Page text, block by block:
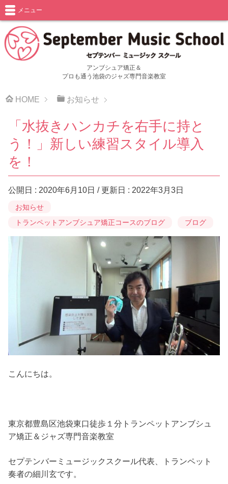
アンブシュア矯正＆
プロも通う池袋のジャズ専門音楽教室
メニュー
HOME お知らせ
「水抜きハンカチを右手に持と
う！」新しい練習スタイル導入
を！
公開日 : 2020年6月10日 / 更新日 : 2022年3月3日
お知らせ
トランペットアンブシュア矯正コースのブログ
ブログ
こんにちは。
東京都豊島区池袋東口徒歩１分トランペットアンブシュ
ア矯正＆ジャズ専門音楽教室
セプテンバーミュージックスクール代表、トランペット
奏者の細川玄です。